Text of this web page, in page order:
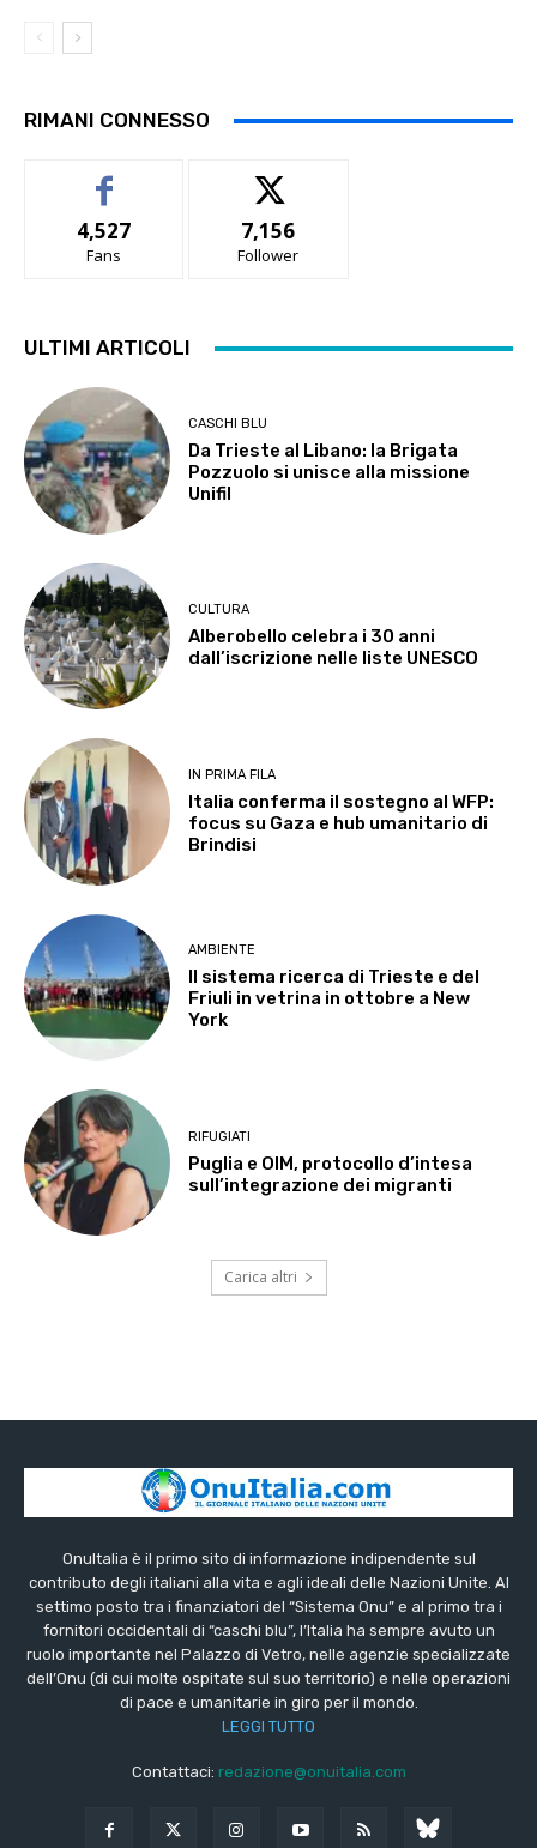
RIMANI CONNESSO
4,527
Fans
7,156
Follower
ULTIMI ARTICOLI
CASCHI BLU
Da Trieste al Libano: la Brigata
Pozzuolo si unisce alla missione
Unifil
CULTURA
Alberobello celebra i 30 anni
dall’iscrizione nelle liste UNESCO
IN PRIMA FILA
Italia conferma il sostegno al WFP:
focus su Gaza e hub umanitario di
Brindisi
AMBIENTE
Il sistema ricerca di Trieste e del
Friuli in vetrina in ottobre a New
York
RIFUGIATI
Puglia e OIM, protocollo d’intesa
sull’integrazione dei migranti
Carica altri
OnuItalia è il primo sito di informazione indipendente sul
contributo degli italiani alla vita e agli ideali delle Nazioni Unite. Al
settimo posto tra i finanziatori del “Sistema Onu” e al primo tra i
fornitori occidentali di “caschi blu”, l’Italia ha sempre avuto un
ruolo importante nel Palazzo di Vetro, nelle agenzie specializzate
dell’Onu (di cui molte ospitate sul suo territorio) e nelle operazioni
di pace e umanitarie in giro per il mondo.
LEGGI TUTTO
Contattaci: redazione@onuitalia.com